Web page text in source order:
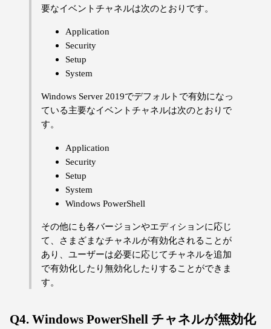
要なイベントチャネルは次のとおりです。
Application
Security
Setup
System
Windows Server 2019でデフォルトで有効になっ
ている主要なイベントチャネルは次のとおりで
す。
Application
Security
Setup
System
Windows PowerShell
その他にも各バージョンやエディションに応じ
て、さまざまなチャネルが有効化されることが
あり、ユーザーは必要に応じてチャネルを追加
で有効化したり無効化したりすることができま
す。
Q4. Windows PowerShell チャネルが無効化